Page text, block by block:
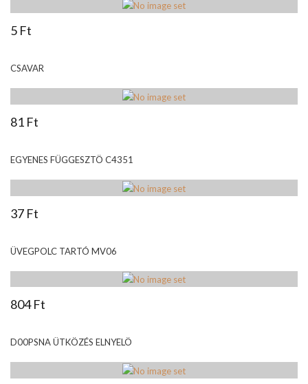
5 Ft
CSAVAR
81 Ft
EGYENES FÜGGESZTÖ C4351
37 Ft
ÜVEGPOLC TARTÓ MV06
804 Ft
D00PSNA ÜTKÖZÉS ELNYELÖ